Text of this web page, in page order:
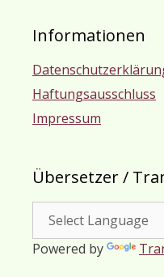
Informationen
Haftungsausschluss
Impressum
Übersetzer /
Powered by